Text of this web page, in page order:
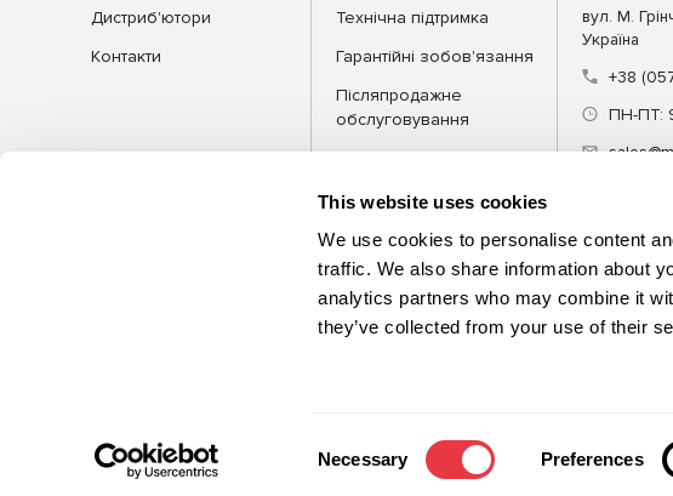
This website uses cookies
We use cookies to personalise content
traffic. We also share information about
analytics partners who may combine it
they’ve collected from your use of their
Necessary Preferences
Дистриб'ютори
Контакти
Технічна підтримка
Гарантійні зобов'язання
Післяпродажне
обслуговування
FAQ
Блог
вул. М.
Україна
+38
ПН-ПТ:
Обладнання